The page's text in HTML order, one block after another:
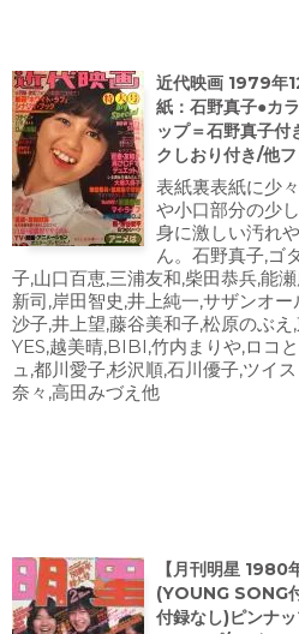
近代映画 1979年
紙：石野真子●カ
ップ＝石野真子付
クしおり付き/他
表紙裏表紙に少
や小口部分の少
身に激しい汚れ
ん。石野真子,ゴ
子,山口百恵,三浦友和,柴田恭兵,能
新司,岸田智史,井上純一,サザンオ
沙子,井上望,藤谷美和子,松原のぶ
YES,越美晴,BIBI,竹内まりや,ロコ
ュ,都川愛子,杉沢順,石川優子,ツイ
奈々,高田みづえ他
【月刊明星 1980
(YOUNG SONG
付録なし)ピンナ